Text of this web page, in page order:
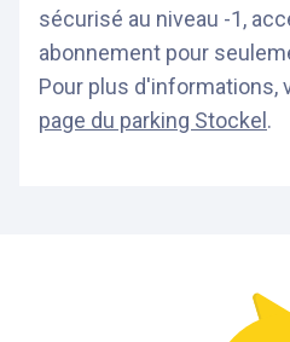
sécurisé au niveau -1,
abonnement pour
Pour plus d'informations,
page du parking Stockel .